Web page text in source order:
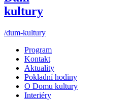
kultury
/dum-kultury
Program
Kontakt
Aktuality
Pokladní hodiny
O Domu kultury
Interiéry